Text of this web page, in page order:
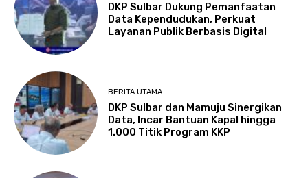
DKP Sulbar Dukung Pemanfaatan
Data Kependudukan, Perkuat
Layanan Publik Berbasis Digital
BERITA UTAMA
DKP Sulbar dan Mamuju Sinergikan
Data, Incar Bantuan Kapal hingga
1.000 Titik Program KKP